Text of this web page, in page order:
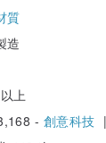
質
造
上
- 創意科技